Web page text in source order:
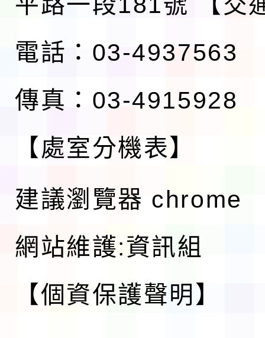
電話：03-4937563
傳真：03-4915928
【處室分機表】
建議瀏覽器 chrome
網站維護:資訊組
【個資保護聲明】